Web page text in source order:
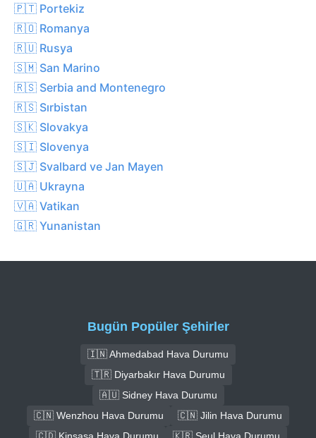
🇵🇹 Portekiz
🇷🇴 Romanya
🇷🇺 Rusya
🇸🇲 San Marino
🇷🇸 Serbia and Montenegro
🇷🇸 Sırbistan
🇸🇰 Slovakya
🇸🇮 Slovenya
🇸🇯 Svalbard ve Jan Mayen
🇺🇦 Ukrayna
🇻🇦 Vatikan
🇬🇷 Yunanistan
Bugün Popüler Şehirler
🇮🇳 Ahmedabad Hava Durumu
🇹🇷 Diyarbakır Hava Durumu
🇦🇺 Sidney Hava Durumu
🇨🇳 Wenzhou Hava Durumu
🇨🇳 Jilin Hava Durumu
🇨🇩 Kinşasa Hava Durumu
🇰🇷 Seul Hava Durumu